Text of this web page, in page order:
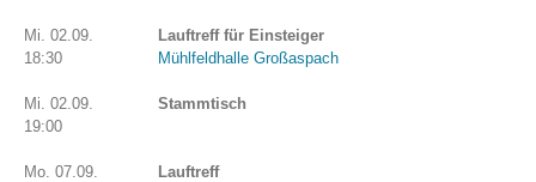
Mi. 02.09.
18:30
Lauftreff für Einsteiger
Mühlfeldhalle Großaspach
Mi. 02.09.
19:00
Stammtisch
Mo. 07.09.
Lauftreff